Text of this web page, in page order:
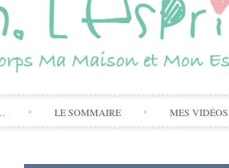
LE SOMMAIRE MES VIDÉOS